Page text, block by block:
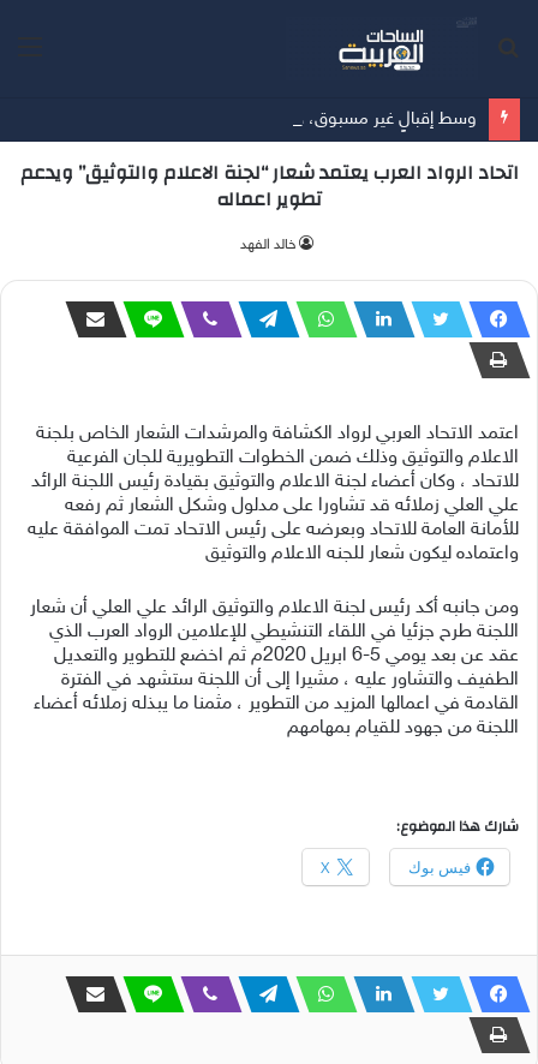
اتحاد الرواد العرب يعتمد شعار “لجنة الاعلام والتوثيق” ويدعم
تطوير اعماله
‫خالد الفهد
اعتمد الاتحاد العربي لرواد الكشافة والمرشدات الشعار الخاص بلجنة
الاعلام والتوثيق وذلك ضمن الخطوات التطويرية للجان الفرعية
للاتحاد ، وكان أعضاء لجنة الاعلام والتوثيق بقيادة رئيس اللجنة الرائد
علي العلي زملائه قد تشاورا على مدلول وشكل الشعار ثم رفعه
للأمانة العامة للاتحاد وبعرضه على رئيس الاتحاد تمت الموافقة عليه
واعتماده ليكون شعار للجنه الاعلام والتوثيق
ومن جانبه أكد رئيس لجنة الاعلام والتوثيق الرائد علي العلي أن شعار
اللجنة طرح جزئيا في اللقاء التنشيطي للإعلامين الرواد العرب الذي
عقد عن بعد يومي 5-6 ابريل 2020م ثم اخضع للتطوير والتعديل
الطفيف والتشاور عليه ، مشيرا إلى أن اللجنة ستشهد في الفترة
القادمة في اعمالها المزيد من التطوير ، مثمنا ما يبذله زملائه أعضاء
اللجنة من جهود للقيام بمهامهم
شارك هذا الموضوع:
فيس بوك X